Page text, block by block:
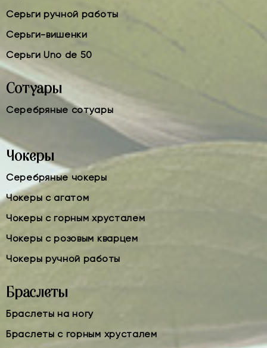
Серьги ручной работы
Серьги-вишенки
Серьги Uno de 50
Сотуары
Серебряные сотуары
Чокеры
Серебряные чокеры
Чокеры с агатом
Чокеры с горным хрусталем
Чокеры с розовым кварцем
Чокеры ручной работы
Браслеты
Браслеты на ногу
Браслеты с горным хрусталем